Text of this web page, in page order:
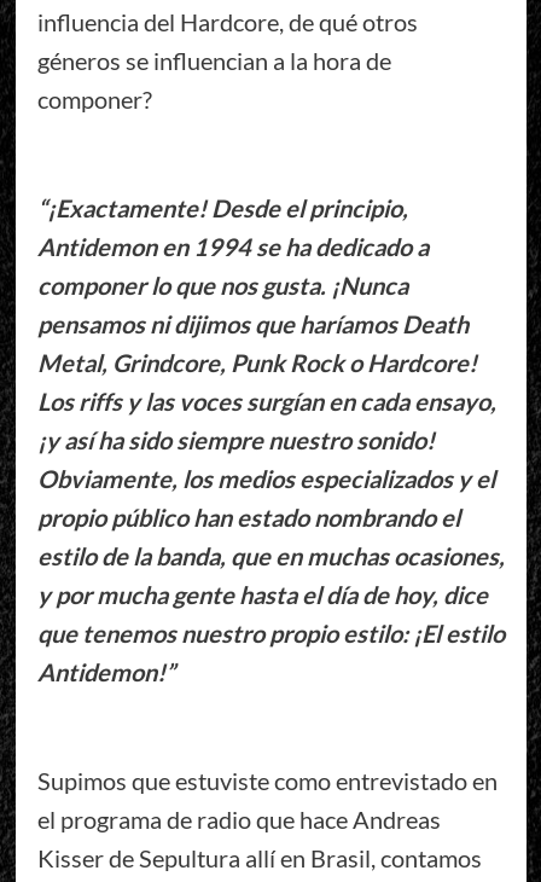
influencia del Hardcore, de qué otros
géneros se influencian a la hora de
componer?
“¡Exactamente! Desde el principio,
Antidemon en 1994 se ha dedicado a
componer lo que nos gusta. ¡Nunca
pensamos ni dijimos que haríamos Death
Metal, Grindcore, Punk Rock o Hardcore!
Los riffs y las voces surgían en cada ensayo,
¡y así ha sido siempre nuestro sonido!
Obviamente, los medios especializados y el
propio público han estado nombrando el
estilo de la banda, que en muchas ocasiones,
y por mucha gente hasta el día de hoy, dice
que tenemos nuestro propio estilo: ¡El estilo
Antidemon!”
Supimos que estuviste como entrevistado en
el programa de radio que hace Andreas
Kisser de Sepultura allí en Brasil, contamos